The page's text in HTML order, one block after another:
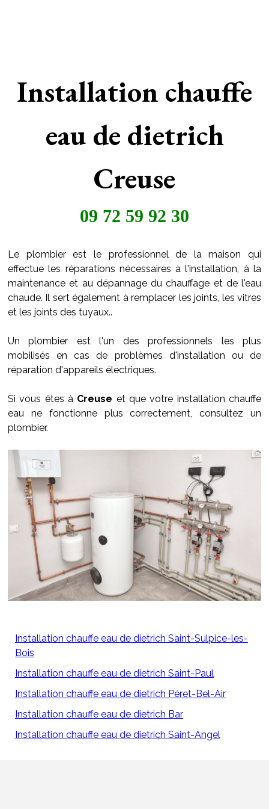
Installation chauffe
eau de dietrich
Creuse
09 72 59 92 30
Le plombier est le professionnel de la maison qui
effectue les réparations nécessaires à l'installation, à la
maintenance et au dépannage du chauffage et de l'eau
chaude. Il sert également à remplacer les joints, les vitres
et les joints des tuyaux..
Un plombier est l'un des professionnels les plus
mobilisés en cas de problèmes d'installation ou de
réparation d'appareils électriques.
Si vous êtes à Creuse et que votre installation chauffe
eau ne fonctionne plus correctement, consultez un
plombier.
Installation chauffe eau de dietrich Saint-Sulpice-les-
Bois
Installation chauffe eau de dietrich Saint-Paul
Installation chauffe eau de dietrich Péret-Bel-Air
Installation chauffe eau de dietrich Bar
Installation chauffe eau de dietrich Saint-Angel